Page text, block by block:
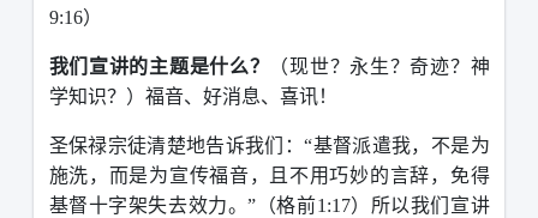
9:16）
我们宣讲的主题是什么？
（现世？永生？奇迹？神
学知识？）福音、好消息、喜讯！
圣保禄宗徒清楚地告诉我们：“基督派遣我，不是为
施洗，而是为宣传福音，且不用巧妙的言辞，免得
基督十字架失去效力。”（格前1:17）所以我们宣讲